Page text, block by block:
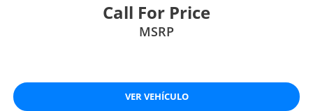
Call For Price
MSRP
VER VEHÍCULO